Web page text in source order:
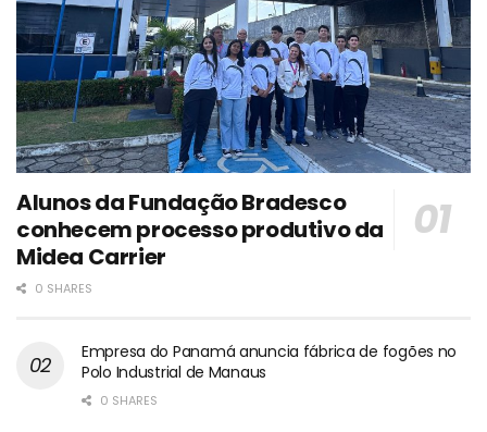
Alunos da Fundação Bradesco
conhecem processo produtivo da
Midea Carrier
0 SHARES
Empresa do Panamá anuncia fábrica de fogões no
Polo Industrial de Manaus
0 SHARES